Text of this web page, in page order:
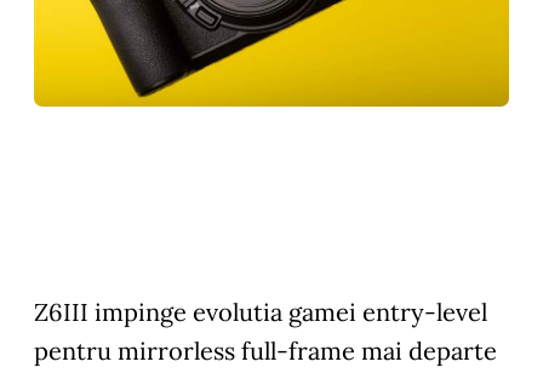
Z6III impinge evolutia gamei entry-level
pentru mirrorless full-frame mai departe